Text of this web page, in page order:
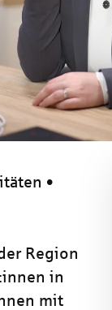
•
Region
in
mit